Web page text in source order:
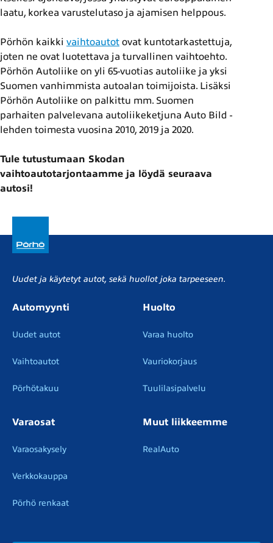
laatu, korkea varustelutaso ja ajamisen helppous.
Pörhön kaikki vaihtoautot ovat kuntotarkastettuja,
joten ne ovat luotettava ja turvallinen vaihtoehto.
Pörhön Autoliike on yli 65-vuotias autoliike ja yksi
Suomen vanhimmista autoalan toimijoista. Lisäksi
Pörhön Autoliike on palkittu mm. Suomen
parhaiten palvelevana autoliikeketjuna Auto Bild -
lehden toimesta vuosina 2010, 2019 ja 2020.
Tule tutustumaan Skodan
vaihtoautotarjontaamme ja löydä seuraava
autosi!
Uudet ja käytetyt autot, sekä huollot joka tarpeeseen.
Automyynti
Uudet autot
Vaihtoautot
Pörhötakuu
Huolto
Varaa huolto
Vauriokorjaus
Tuulilasipalvelu
Varaosat
Varaosakysely
Verkkokauppa
Pörhö renkaat
Muut liikkeemme
RealAuto